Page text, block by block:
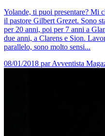
Yolande, ti puoi presentare? Mi
il pastore Gilbert Grezet. Sono
per 20 anni, poi per 7 anni a
due anni, a Clarens e Sion.
parallelo, sono molto sensi...
08/01/2018 par Avventista